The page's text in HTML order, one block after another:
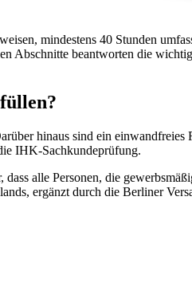
mindestens 40 Stunden
Abschnitte beantworten die
hinaus sind ein
IHK-Sachkundeprüfung.
alle Personen, die
ergänzt durch die Berliner